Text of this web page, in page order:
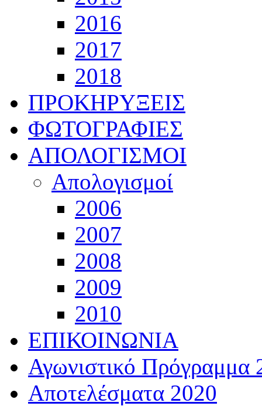
2016
2017
2018
ΠΡΟΚΗΡΥΞΕΙΣ
ΦΩΤΟΓΡΑΦΙΕΣ
ΑΠΟΛΟΓΙΣΜΟΙ
Απολογισμοί
2006
2007
2008
2009
2010
ΕΠΙΚΟΙΝΩΝΙΑ
Αγωνιστικό Πρόγραμμα
Αποτελέσματα 2020